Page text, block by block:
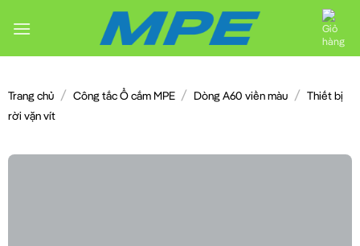
đến
Trang chủ / Công tắc Ổ cắm MPE / Dòng A60 viền màu / Thiết bị
rời vặn vít